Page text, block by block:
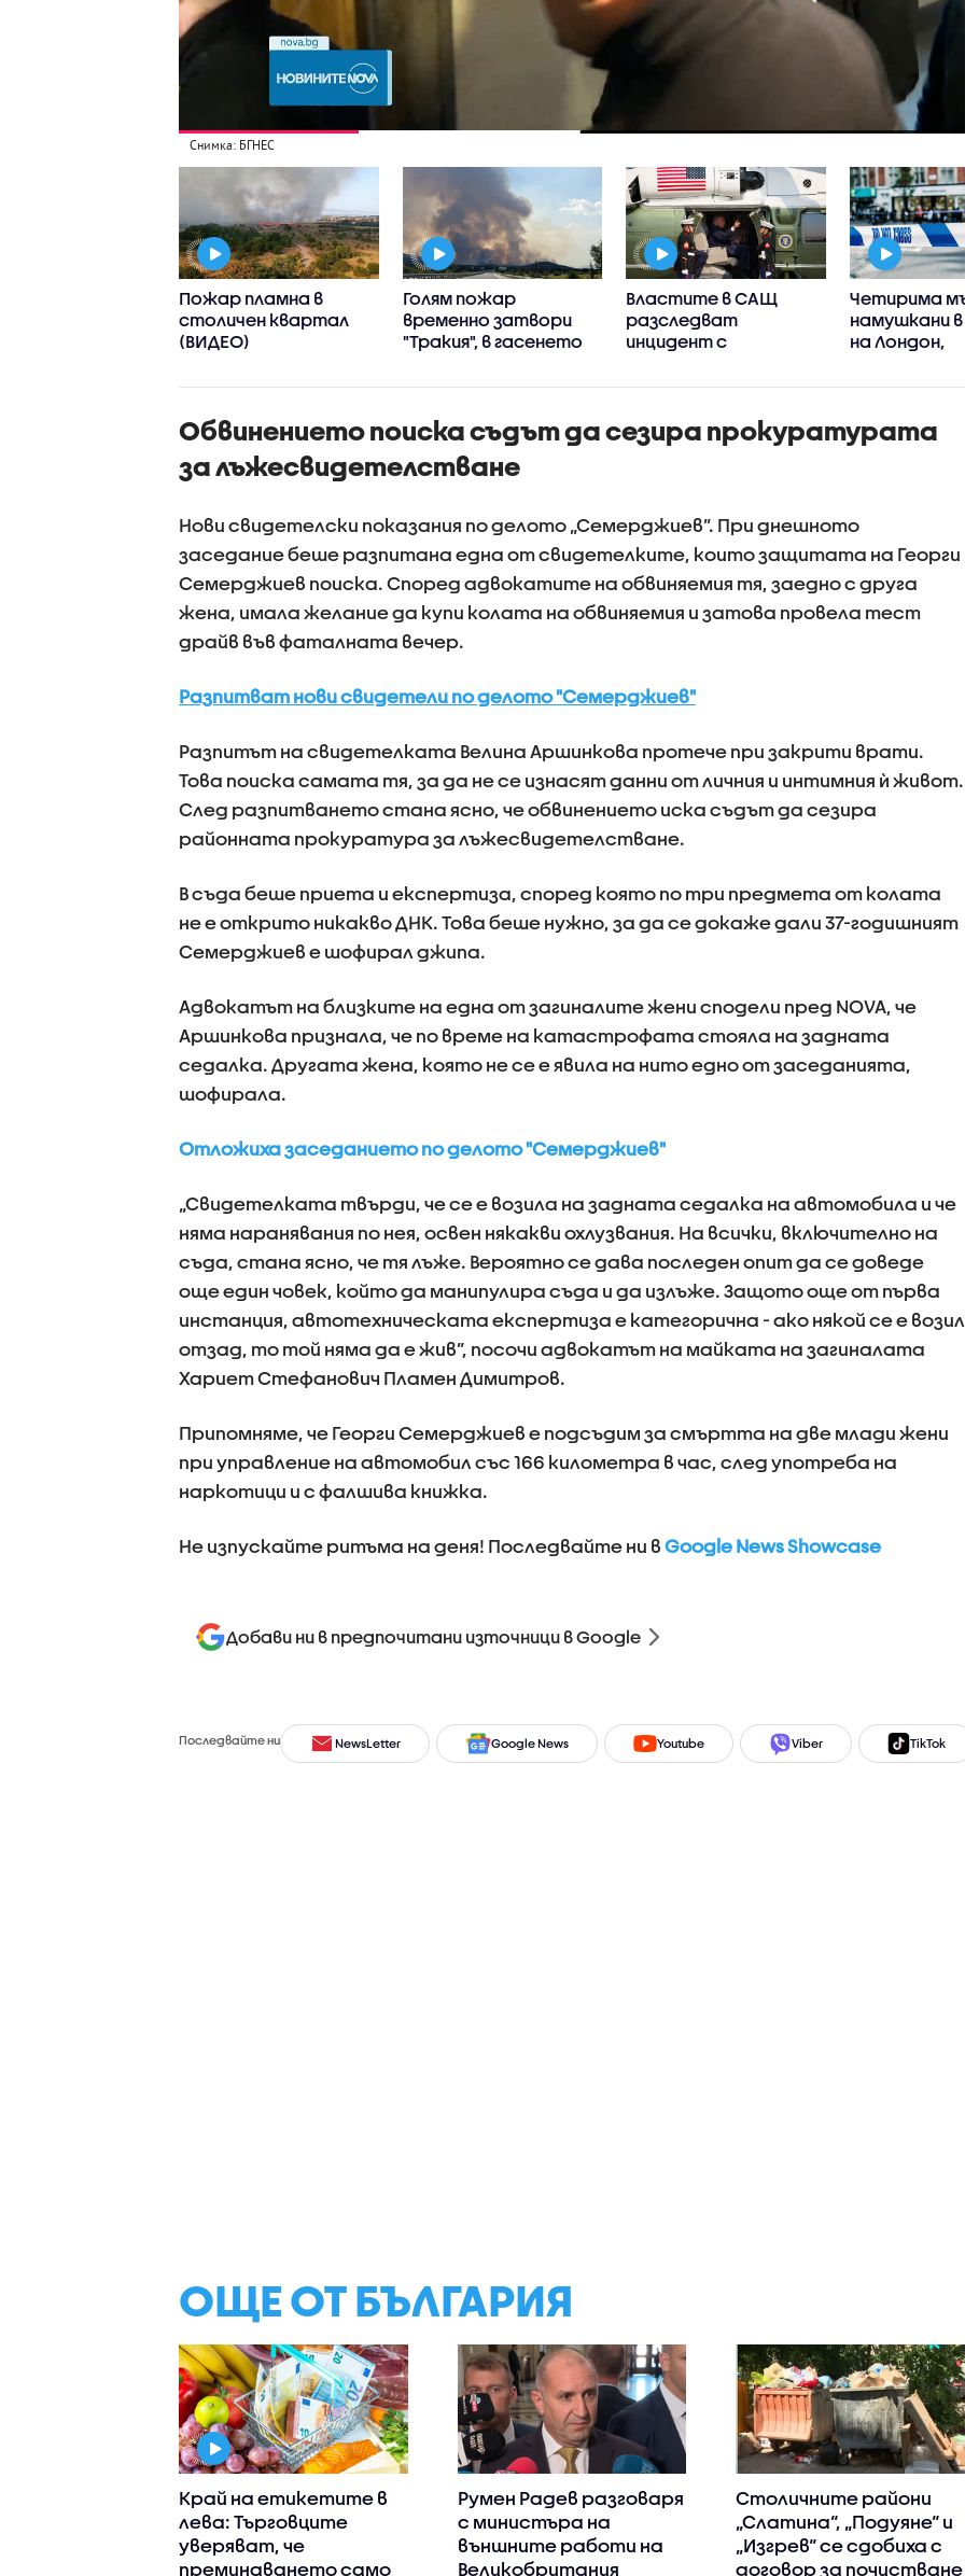
Снимка: БГНЕС
Пожар пламна в
столичен квартал
(ВИДЕО)
Голям пожар
временно затвори
"Тракия", в гасенето
хеликоптера
Властите в САЩ
разследват
инцидент с
Тръмп и пътнически
Четирима
намушкани в
на Лондон,
(ВИДЕО)
Обвинението поиска съдът да сезира прокуратурата
за лъжесвидетелстване
Нови свидетелски показания по делото „Семерджиев”. При днешното
заседание беше разпитана една от свидетелките, които защитата на Георги
Семерджиев поиска. Според адвокатите на обвиняемия тя, заедно с друга
жена, имала желание да купи колата на обвиняемия и затова провела тест
драйв във фаталната вечер.
Разпитват нови свидетели по делото "Семерджиев"
Разпитът на свидетелката Велина Аршинкова протече при закрити врати.
Това поиска самата тя, за да не се изнасят данни от личния и интимния ѝ живот.
След разпитването стана ясно, че обвинението иска съдът да сезира
районната прокуратура за лъжесвидетелстване.
В съда беше приета и експертиза, според която по три предмета от колата
не е открито никакво ДНК. Това беше нужно, за да се докаже дали 37-годишният
Семерджиев е шофирал джипа.
Адвокатът на близките на една от загиналите жени сподели пред NOVA, че
Аршинкова признала, че по време на катастрофата стояла на задната
седалка. Другата жена, която не се е явила на нито едно от заседанията,
шофирала.
Отложиха заседанието по делото "Семерджиев"
„Свидетелката твърди, че се е возила на задната седалка на автомобила и че
няма наранявания по нея, освен някакви охлузвания. На всички, включително на
съда, стана ясно, че тя лъже. Вероятно се дава последен опит да се доведе
още един човек, който да манипулира съда и да излъже. Защото още от първа
инстанция, автотехническата експертиза е категорична - ако някой се е возил
отзад, то той няма да е жив”, посочи адвокатът на майката на загиналата
Хариет Стефанович Пламен Димитров.
Припомняме, че Георги Семерджиев е подсъдим за смъртта на две млади жени
при управление на автомобил със 166 километра в час, след употреба на
наркотици и с фалшива книжка.
Не изпускайте ритъма на деня! Последвайте ни в Google News Showcase
Добави ни в предпочитани източници в Google
Последвайте ни NewsLetter Google News Youtube Viber TikTok
ОЩЕ ОТ БЪЛГАРИЯ
Край на етикетите в
лева: Търговците
уверяват, че
преминаването само
Румен Радев разговаря
с министъра на
външните работи на
Великобритания
Столичните райони
„Слатина“, „Подуяне“ и
„Изгрев“ се сдобиха с
договор за почистване